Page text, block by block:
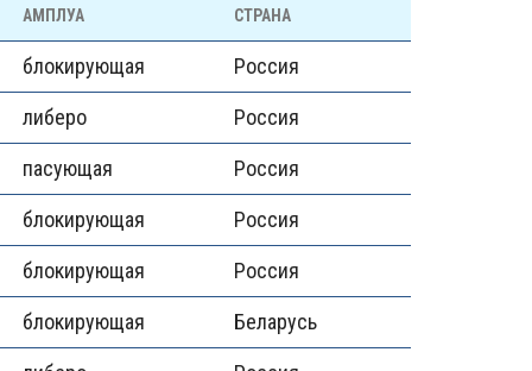
АМПЛУА СТРАНА
блокирующая Россия
либеро Россия
пасующая Россия
блокирующая Россия
блокирующая Россия
блокирующая Беларусь